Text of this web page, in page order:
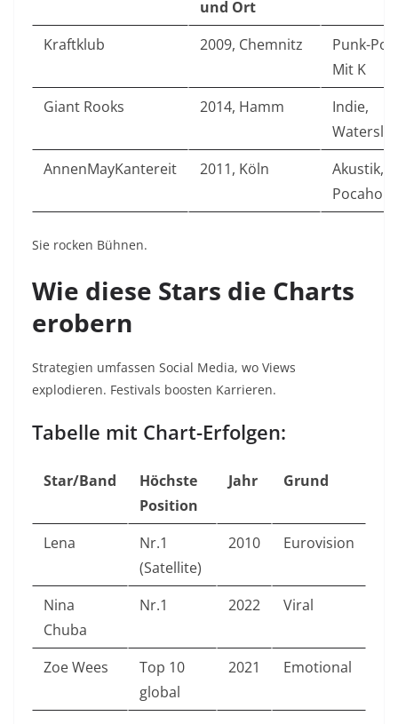
und Ort
Kraftklub
2009, Chemnitz
Punk-
Mit K
Giant Rooks
2014, Hamm
Indie,
AnnenMayKantereit
2011, Köln
Akustik,
Sie rocken Bühnen.
Wie diese Stars die Charts
erobern
Strategien umfassen Social Media, wo Views
explodieren. Festivals boosten Karrieren.
Tabelle mit Chart-Erfolgen:
Star/Band
Höchste
Position
Jahr Grund
Lena
Nr.1
(Satellite)
2010 Eurovision
Nina
Chuba
Nr.1 2022 Viral
Zoe Wees
Top 10
global
2021 Emotional